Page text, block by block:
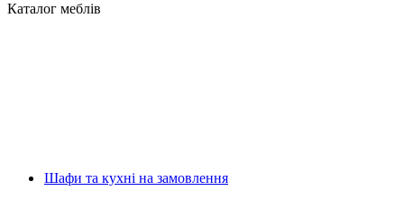
Каталог меблів
Шафи та кухні на замовлення